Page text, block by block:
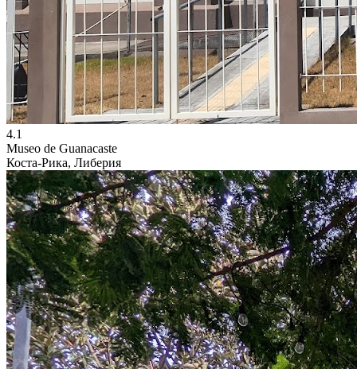
4.1
Museo de Guanacaste
Коста-Рика, Либерия